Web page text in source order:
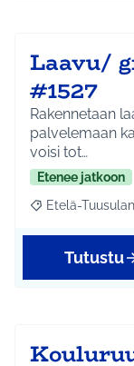
Laavu/
#1527
Rakennetaan
palvelemaan
voisi tot…
Etenee jatkoon
Rajaa tulokset
Etelä-
Tutustu